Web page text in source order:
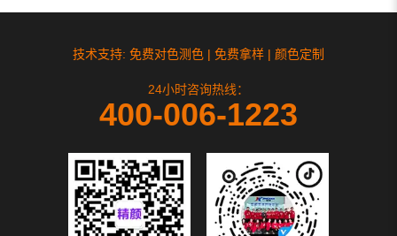
技术支持: 免费对色测色 | 免费拿样 | 颜色定制
24小时咨询热线：
400-006-1223